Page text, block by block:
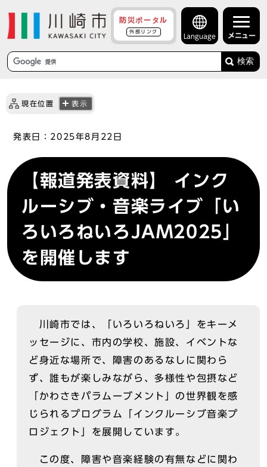
防災ポータル
外部リンク
Language メニュー
検索
現在位置 表示
発表日： 2025年8月22日
【報道発表資料】 インク
ルーシブ・音楽ライブ「い
ろいろねいろJAM2025」
を開催します
川崎市では、「いろいろねいろ」をキーメ
ッセージに、市内の学校、施設、イベントな
ど身近な場所で、障害のあるなしに関わら
ず、誰もが楽しみながら、多様性や包摂など
「かわさきパラムーブメント」の世界観を感
じられるプログラム「インクルーシブ音楽プ
ロジェクト」を展開しています。
この度、障害や音楽経験の有無などに関わ